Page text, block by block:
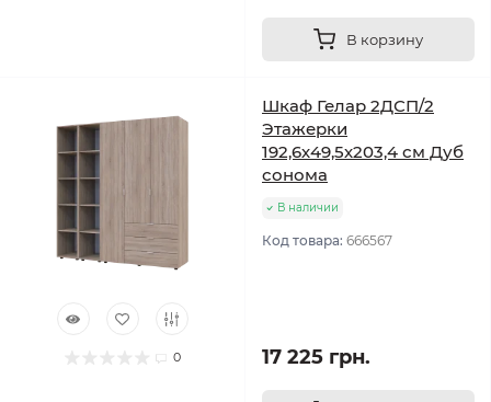
В корзину
0
Шкаф Гелар 2ДСП/2
Этажерки
192,6х49,5х203,4 см Дуб
сонома
В наличии
Код товара: 666567
17 225 грн.